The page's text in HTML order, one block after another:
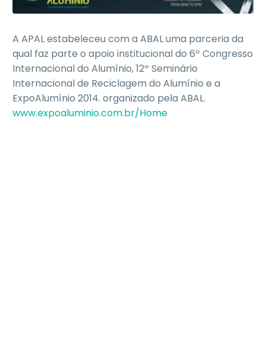
A APAL estabeleceu com a ABAL uma parceria da
qual faz parte o apoio institucional do 6º Congresso
Internacional do Alumínio, 12º Seminário
Internacional de Reciclagem do Alumínio e a
ExpoAlumínio 2014. organizado pela ABAL.
www.expoaluminio.com.br/Home